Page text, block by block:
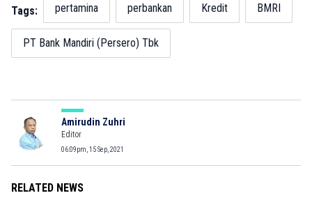
Tags: pertamina perbankan Kredit BMRI
PT Bank Mandiri (Persero) Tbk
Amirudin Zuhri
Editor
06:09pm, 15 Sep, 2021
RELATED NEWS